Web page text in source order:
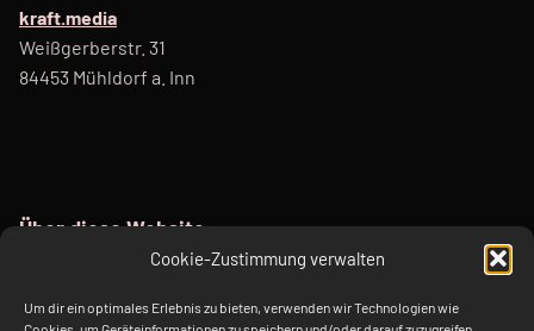
Cookie-Zustimmung verwalten
Um dir ein optimales Erlebnis zu bieten, verwenden wir Technologien wie
kraft.media
Weißgerberstr. 31
84453 Mühldorf a. Inn
Über diese Website
ChatBots mit juristischen Themen auf Basis von ChatGPT.